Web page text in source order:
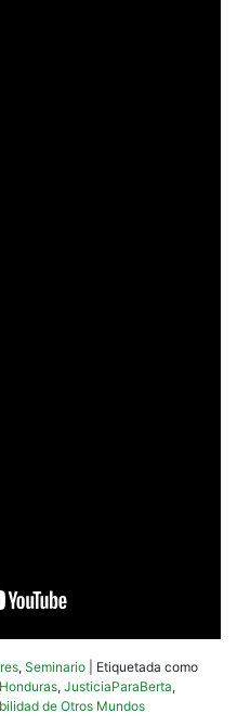
, Seminario
Etiquetada como
Honduras, JusticiaParaBerta,
de Otros Mundos